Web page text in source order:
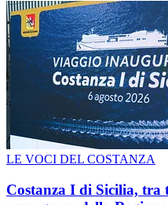
LE VOCI DEL COSTANZA
Costanza I di Sicilia, tra